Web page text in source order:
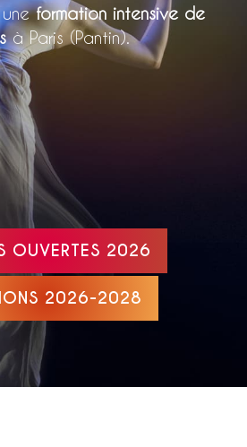
formation intensive de
à Paris (Pantin).
OUVERTES 2026
2026-2028